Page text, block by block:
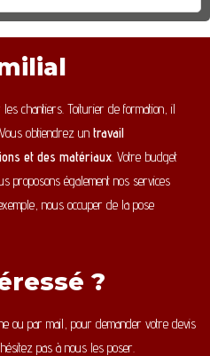
chantiers. Toiturier de formation, il
obtiendrez un travail
et des matériaux . Votre budget
proposons également nos services
nous occuper de la pose
?
ou par mail, pour demander votre devis
pas à nous les poser.